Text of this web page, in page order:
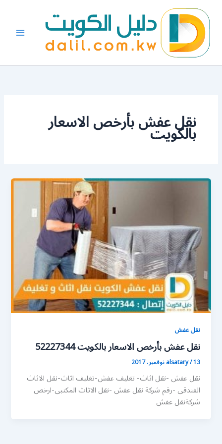
المحتوى
نقل عفش بأرخص الاسعار
بالكويت
نقل عفش
نقل عفش بأرخص الاسعار بالكويت 52227344
alsatary/13 نوفمبر، 2017
نقل عفش -نقل اثاث- تغليف عفش-تغليف اثاث-نقل الاثاث
الفندقى -رقم شركة نقل عفش -نقل الاثاث المكتبى-ارخص
شركةنقل عفش